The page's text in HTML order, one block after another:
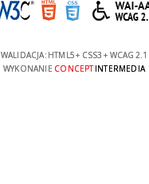
WALIDACJA: HTML5+ CSS3 + WCAG 2.1
WYKONANIE CONCEPTINTERMEDIA